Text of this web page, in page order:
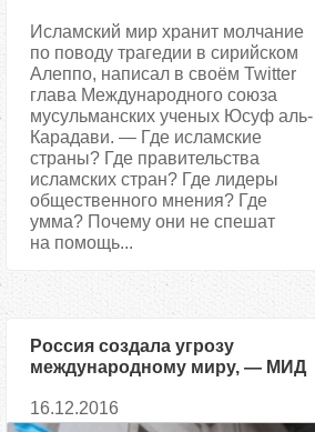
Исламский мир хранит молчание
по поводу трагедии в сирийском
Алеппо, написал в своём Twitter
глава Международного союза
мусульманских ученых Юсуф аль-
Карадави. — Где исламские
страны? Где правительства
исламских стран? Где лидеры
общественного мнения? Где
умма? Почему они не спешат
на помощь...
Россия создала угрозу
международному миру, — МИД
16.12.2016